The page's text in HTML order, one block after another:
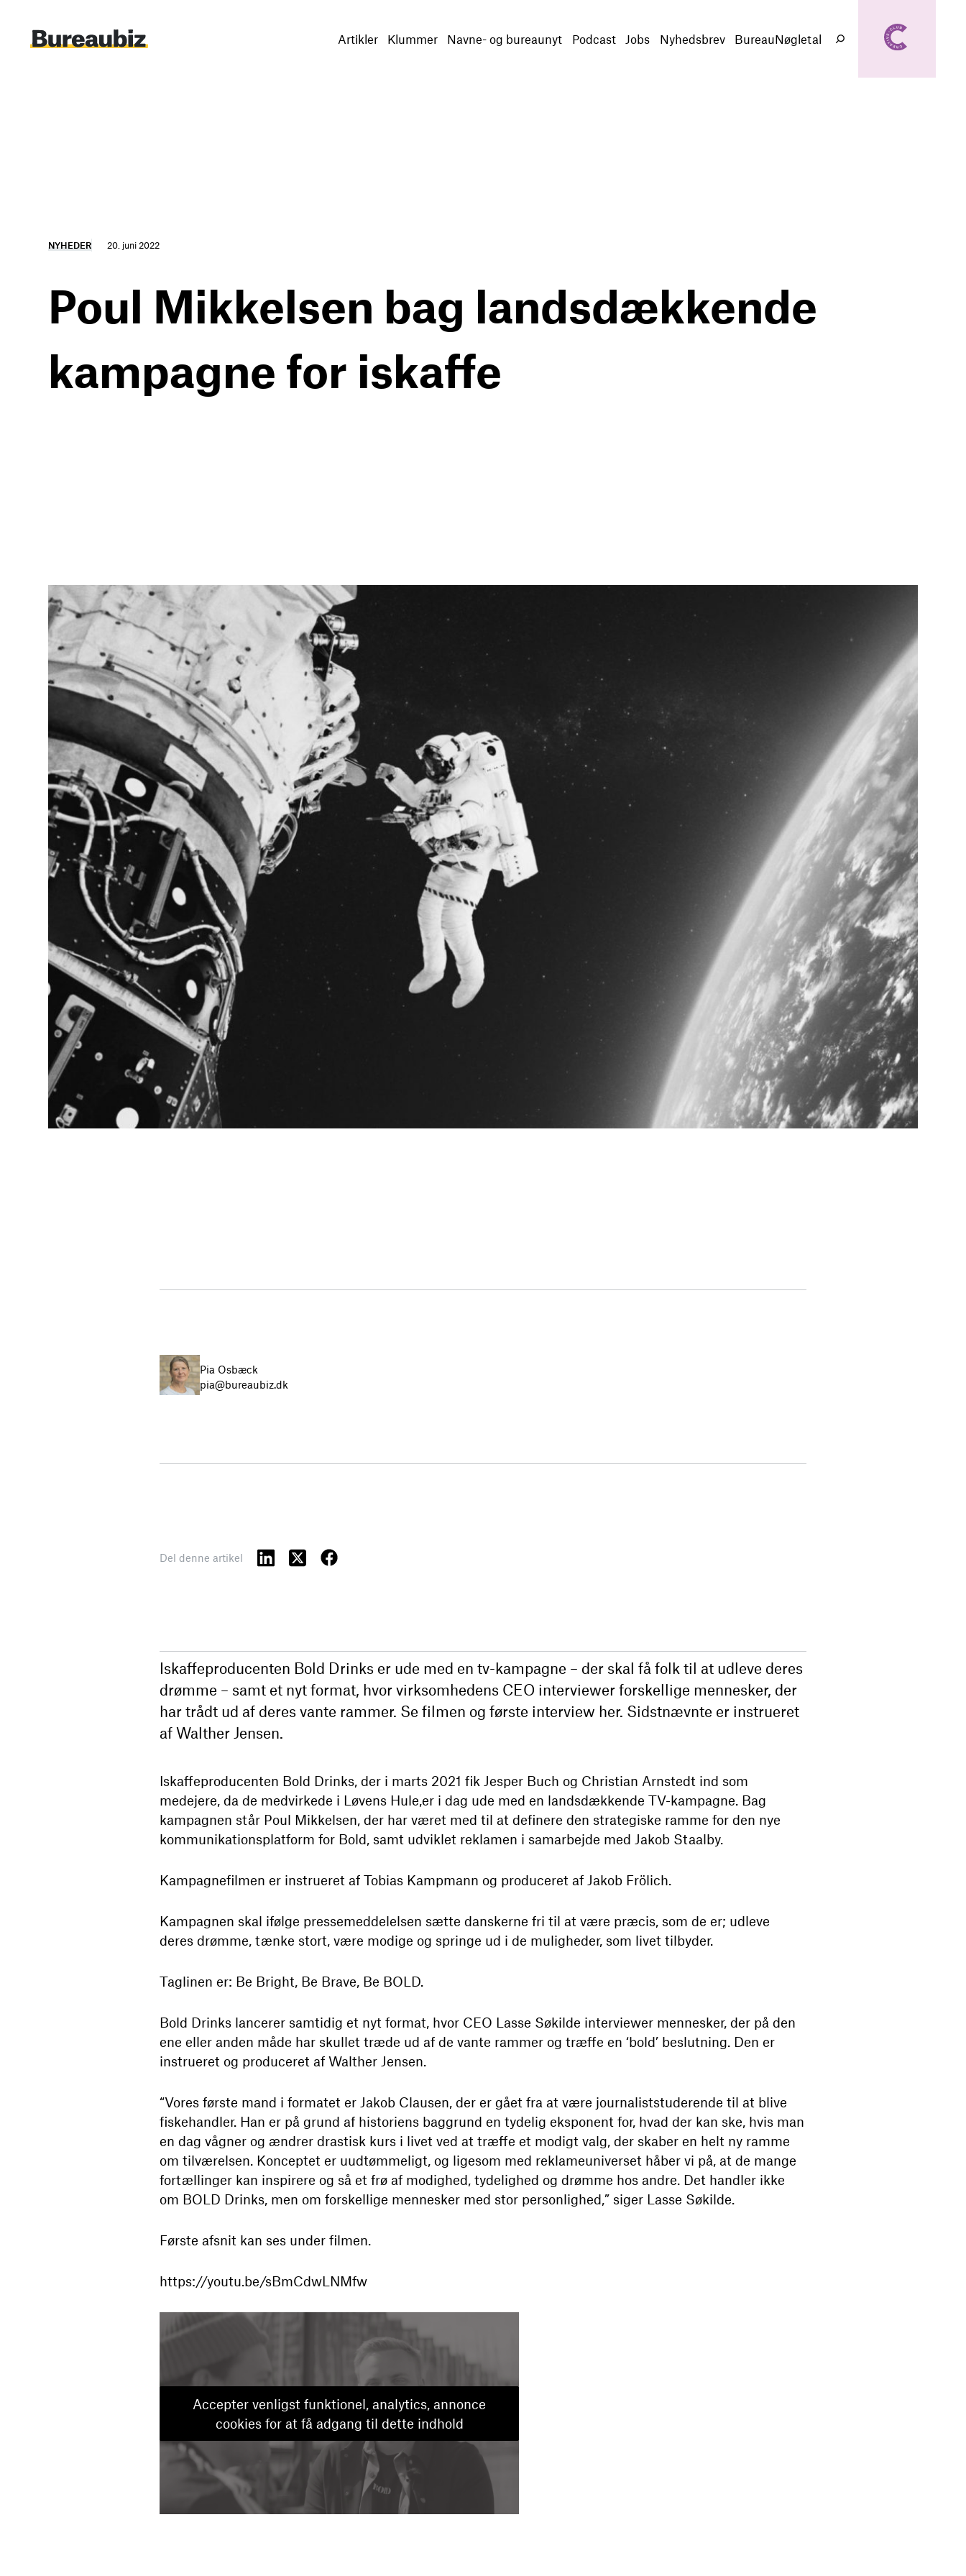
indhold
Artikler Klummer Navne- og bureaunyt Podcast Jobs Nyhedsbrev BureauNøgletal
Søg
NYHEDER 20. juni 2022
Poul Mikkelsen bag landsdækkende
kampagne for iskaffe
Pia Osbæck
pia@bureaubiz.dk
Del denne artikel
Iskaffeproducenten Bold Drinks er ude med en tv-kampagne – der skal få folk til at udleve deres
drømme – samt et nyt format, hvor virksomhedens CEO interviewer forskellige mennesker, der
har trådt ud af deres vante rammer. Se filmen og første interview her. Sidstnævnte er instrueret
af Walther Jensen.
Iskaffeproducenten Bold Drinks, der i marts 2021 fik Jesper Buch og Christian Arnstedt ind som
medejere, da de medvirkede i Løvens Hule,er i dag ude med en landsdækkende TV-kampagne. Bag
kampagnen står Poul Mikkelsen, der har været med til at definere den strategiske ramme for den nye
kommunikationsplatform for Bold, samt udviklet reklamen i samarbejde med Jakob Staalby.
Kampagnefilmen er instrueret af Tobias Kampmann og produceret af Jakob Frölich.
Kampagnen skal ifølge pressemeddelelsen sætte danskerne fri til at være præcis, som de er; udleve
deres drømme, tænke stort, være modige og springe ud i de muligheder, som livet tilbyder.
Taglinen er: Be Bright, Be Brave, Be BOLD.
Bold Drinks lancerer samtidig et nyt format, hvor CEO Lasse Søkilde interviewer mennesker, der på den
ene eller anden måde har skullet træde ud af de vante rammer og træffe en ‘bold’ beslutning. Den er
instrueret og produceret af Walther Jensen.
“Vores første mand i formatet er Jakob Clausen, der er gået fra at være journaliststuderende til at blive
fiskehandler. Han er på grund af historiens baggrund en tydelig eksponent for, hvad der kan ske, hvis man
en dag vågner og ændrer drastisk kurs i livet ved at træffe et modigt valg, der skaber en helt ny ramme
om tilværelsen. Konceptet er uudtømmeligt, og ligesom med reklameuniverset håber vi på, at de mange
fortællinger kan inspirere og så et frø af modighed, tydelighed og drømme hos andre. Det handler ikke
om BOLD Drinks, men om forskellige mennesker med stor personlighed,” siger Lasse Søkilde.
Første afsnit kan ses under filmen.
https://youtu.be/sBmCdwLNMfw
Accepter venligst funktionel, analytics, annonce
cookies for at få adgang til dette indhold